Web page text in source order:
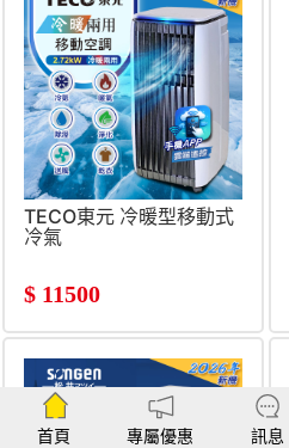
TECO東元 冷暖型移動式
冷氣
$ 11500
首頁 專屬優惠 訊息